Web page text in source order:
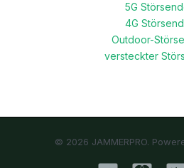
5G
4G
Outdoor-
versteckter
© 2026 JAMMERPRO.